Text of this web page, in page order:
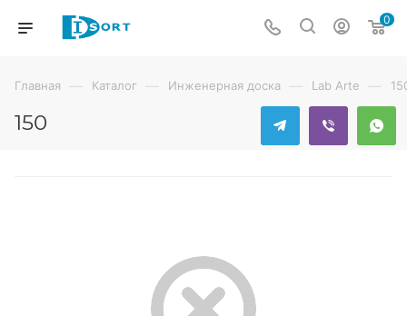
0
Главная — Каталог — Инженерная доска — Lab Arte —
150